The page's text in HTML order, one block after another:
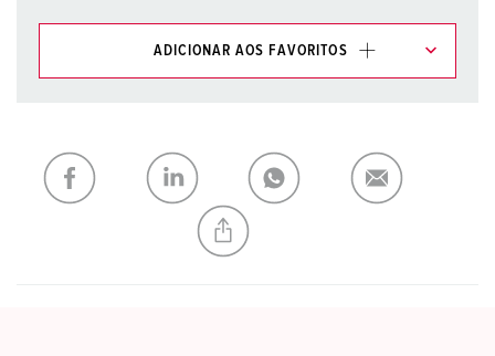
ADICIONAR AOS FAVORITOS
Minha lista (0) ADICIONAR
CRIAR UMA NOVA LISTA